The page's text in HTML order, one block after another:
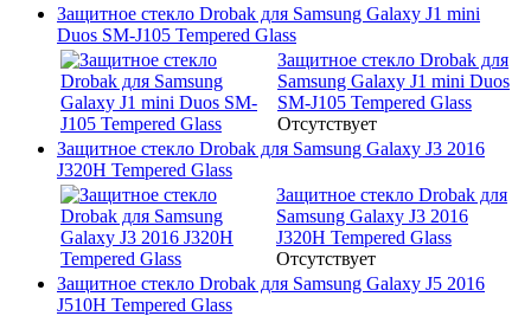
Защитное стекло Drobak для Samsung Galaxy J1 mini
Duos SM-J105 Tempered Glass
Защитное стекло Drobak для
Samsung Galaxy J1 mini Duos
SM-J105 Tempered Glass
Отсутствует
Защитное стекло Drobak для Samsung Galaxy J3 2016
J320H Tempered Glass
Защитное стекло Drobak для
Samsung Galaxy J3 2016
J320H Tempered Glass
Отсутствует
Защитное стекло Drobak для Samsung Galaxy J5 2016
J510H Tempered Glass